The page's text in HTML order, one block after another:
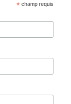
* champ requis